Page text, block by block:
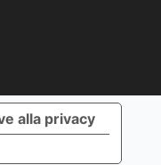
alla privacy